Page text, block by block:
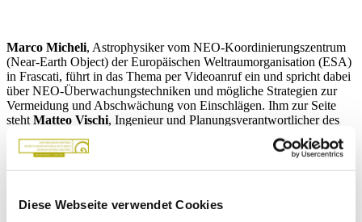
Diese Webseite verwendet Cookies
Marco Micheli, Astrophysiker vom NEO-Koordinierungszentrum
(Near-Earth Object) der Europäischen Weltraumorganisation (ESA)
in Frascati, führt in das Thema per Videoanruf ein und spricht dabei
über NEO-Überwachungstechniken und mögliche Strategien zur
Vermeidung und Abschwächung von Einschlägen. Ihm zur Seite
steht Matteo Vischi, Ingenieur und Planungsverantwortlicher des
Amtes Landeswarnzentrum der Agentur für Bevölkerungsschutz der
Autonomen Provinz Bozen. Die beiden Experten untersuchen dabei
angewendet werden könnten.